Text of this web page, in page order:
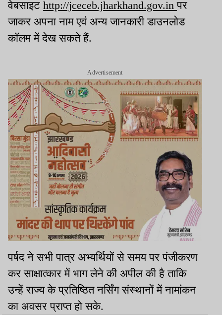
वेबसाइट http://jceceb.jharkhand.gov.inपर
जाकर अपना नाम एवं अन्य जानकारी डाउनलोड
कॉलम में देख सकते हैं.
Advertisement
पर्षद ने सभी पात्र अभ्यर्थियों से समय पर पंजीकरण
कर साक्षात्कार में भाग लेने की अपील की है ताकि
उन्हें राज्य के प्रतिष्ठित नर्सिंग संस्थानों में नामांकन
का अवसर प्राप्त हो सके.